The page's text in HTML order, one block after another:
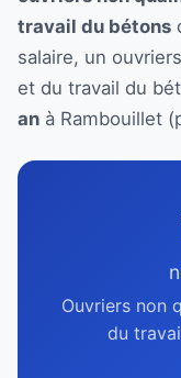
travail du bétons
salaire, un
et du travail du
an à Rambouillet
Ouvriers non
du